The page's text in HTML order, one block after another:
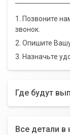
1. Позвоните
звонок.
2. Опишите
3. Назначьте
Где будут
Все детали в